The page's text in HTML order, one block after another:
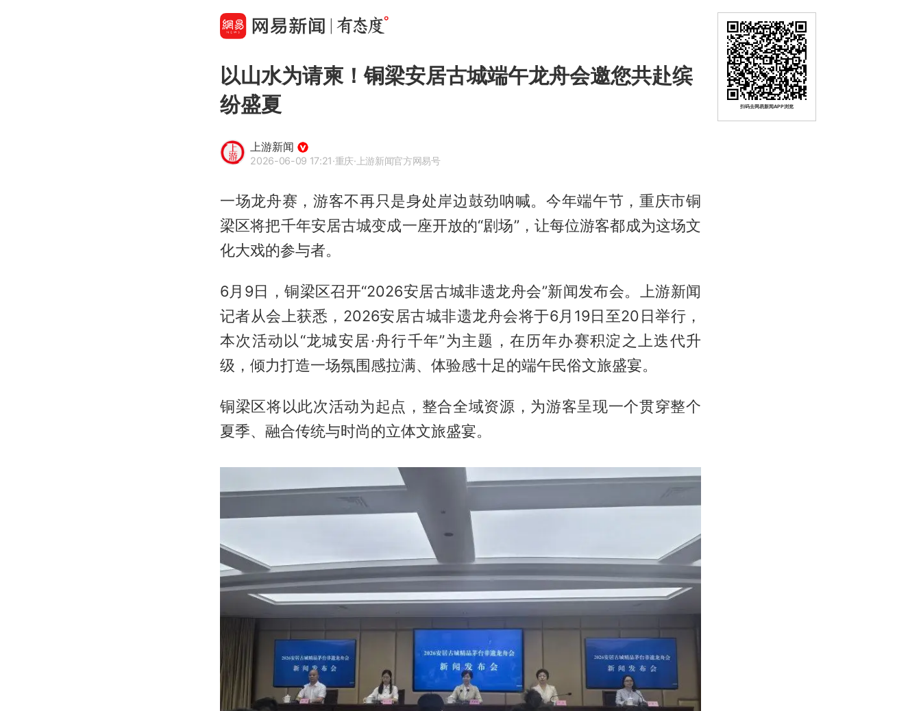
以山水为请柬！铜梁安居古城端午龙舟会邀您共赴缤
纷盛夏
上游新闻
2026-06-09 17:21·重庆·上游新闻官方网易号
一场龙舟赛，游客不再只是身处岸边鼓劲呐喊。今年端午节，重庆市铜
梁区将把千年安居古城变成一座开放的“剧场”，让每位游客都成为这场文
化大戏的参与者。
6月9日，铜梁区召开“2026安居古城非遗龙舟会”新闻发布会。上游新闻
记者从会上获悉，2026安居古城非遗龙舟会将于6月19日至20日举行，
本次活动以“龙城安居·舟行千年”为主题，在历年办赛积淀之上迭代升
级，倾力打造一场氛围感拉满、体验感十足的端午民俗文旅盛宴。
铜梁区将以此次活动为起点，整合全域资源，为游客呈现一个贯穿整个
夏季、融合传统与时尚的立体文旅盛宴。
扫码去网易新闻APP浏览